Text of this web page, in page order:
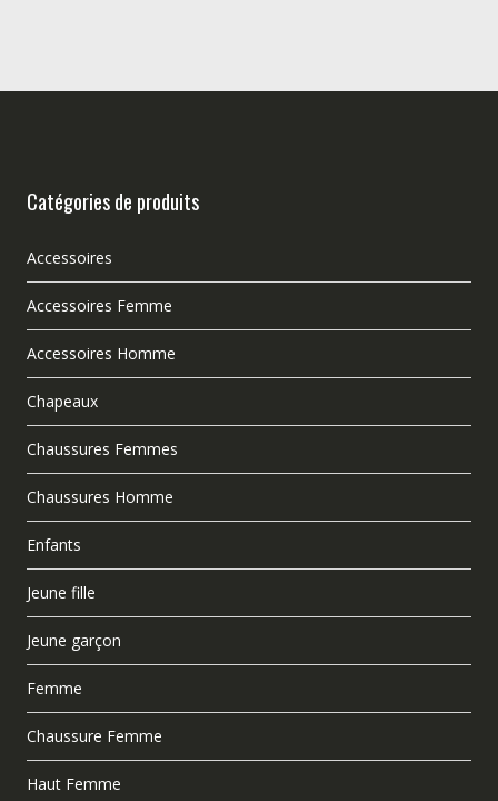
Catégories de produits
Accessoires
Accessoires Femme
Accessoires Homme
Chapeaux
Chaussures Femmes
Chaussures Homme
Enfants
Jeune fille
Jeune garçon
Femme
Chaussure Femme
Haut Femme